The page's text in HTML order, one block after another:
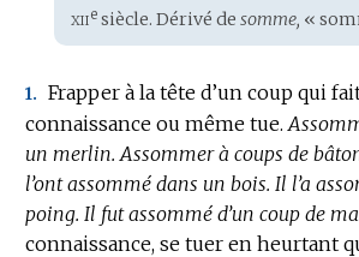
Étymologie
:
xiiesiècle. Dérivé de somme, «
1. Frapper à la tête d’un coup qui
connaissance ou même tue.
un merlin. Assommer à coups de
l’ont assommé dans un bois. Il l’a
poing. Il fut assommé d’un coup de
connaissance, se tuer en heurtant